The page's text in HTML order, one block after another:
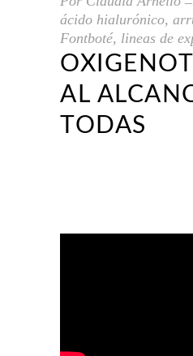
ácido hialurónico,
Fontboté, lineas de
AL
TODAS